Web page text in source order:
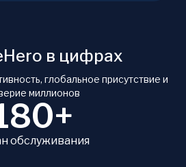
в цифрах
глобальное присутствие и
миллионов
обслуживания